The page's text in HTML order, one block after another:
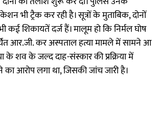
भी ट्रैक कर रही है। सूत्रों के मुताबिक, दोनों
शिकायतें दर्ज हैं। मालूम हो कि निर्मल घोष
आर.जी. कर अस्पताल हत्या मामले में सामने आ
के शव के जल्द दाह-संस्कार की प्रक्रिया में
आरोप लगा था, जिसकी जांच जारी है।